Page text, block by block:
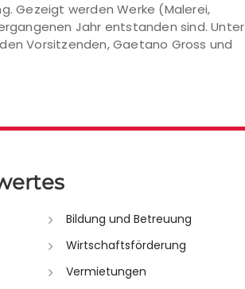
Gezeigt werden Werke (Malerei,
Jahr entstanden sind. Unter
Vorsitzenden, Gaetano Gross und
Bildung und Betreuung
Wirtschaftsförderung
Vermietungen